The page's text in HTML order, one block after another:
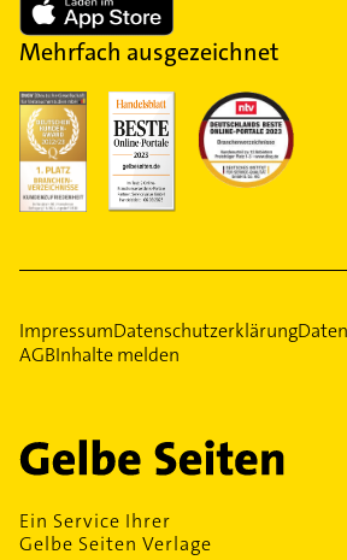
Mehrfach ausgezeichnet
ImpressumDatenschutzerklärung
AGBInhalte melden
Ein Service Ihrer
Gelbe Seiten Verlage